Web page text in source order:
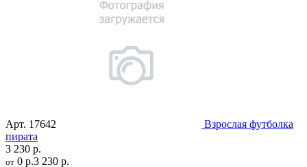
Арт. 17642
Взрослая футболка
пирата
3 230 р.
от 0 р.3 230 р.